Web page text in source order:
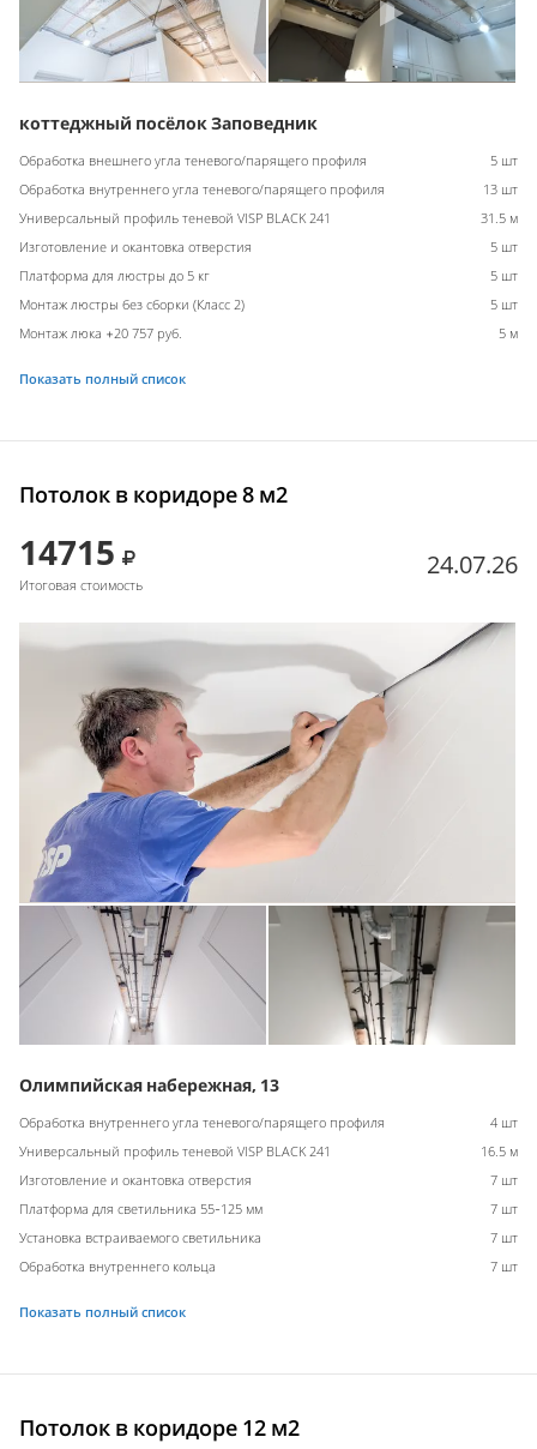
коттеджный посёлок Заповедник
Обработка внешнего угла теневого/парящего профиля
5 шт
Обработка внутреннего угла теневого/парящего профиля
13 шт
Универсальный профиль теневой VISP BLACK 241
31.5 м
Изготовление и окантовка отверстия
5 шт
Платформа для люстры до 5 кг
5 шт
Монтаж люстры без сборки (Класс 2)
5 шт
Монтаж люка +20 757 руб.
5 м
Показать полный список
Потолок в коридоре 8 м2
14715
Итоговая стоимость
24.07.26
Олимпийская набережная, 13
Обработка внутреннего угла теневого/парящего профиля
4 шт
Универсальный профиль теневой VISP BLACK 241
16.5 м
Изготовление и окантовка отверстия
7 шт
Платформа для светильника 55-125 мм
7 шт
Установка встраиваемого светильника
7 шт
Обработка внутреннего кольца
7 шт
Показать полный список
Потолок в коридоре 12 м2